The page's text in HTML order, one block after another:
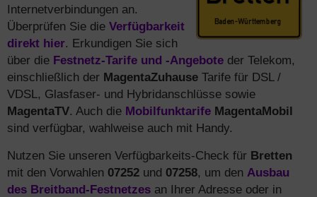
Internetverbindungen an.
Überprüfen Sie die Verfügbarkeit
direkt hier. Erkundigen Sie sich
über die Festnetz-Tarife und -Angebote der Telekom,
einschließlich der MagentaZuhause Tarife für DSL /
VDSL, Glasfaser- und Hybridanschlüsse sowie
MagentaTV. Auch die Mobilfunktarife MagentaMobil
sind verfügbar, wahlweise auch mit Handy.
Nutzen Sie unseren Verfügbarkeits-Check für Bretten
mit den Vorwahlen 07252 und 07258, um den Ausbau
des Breitband-Festnetzes an Ihrer Adresse oder in